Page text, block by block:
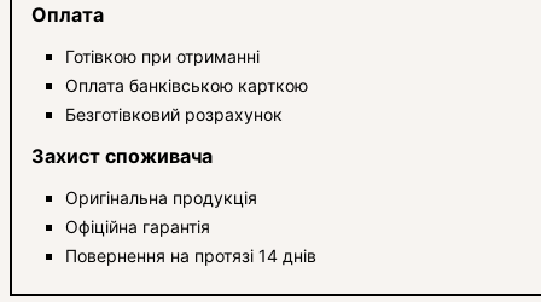
Оплата
Готівкою при отриманні
Оплата банківською карткою
Безготівковий розрахунок
Захист споживача
Оригінальна продукція
Офіційна гарантія
Повернення на протязі 14 днів